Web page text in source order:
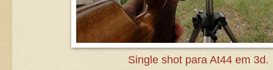
Single shot para At44 em 3d.